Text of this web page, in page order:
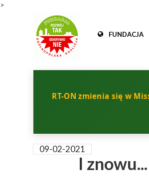
>
FUNDACJA
RT-ON zmienia się w
09-02-2021
I